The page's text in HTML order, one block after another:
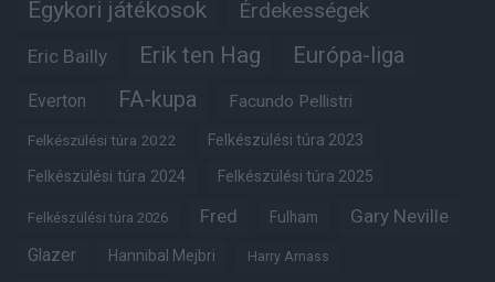
Egykori játékosok Érdekességek
Eric Bailly Erik ten Hag Európa-liga
Everton FA-kupa Facundo Pellistri
Felkészülési túra 2022 Felkészülési túra 2023
Felkészülési túra 2024 Felkészülési túra 2025
Felkészülési túra 2026 Fred Fulham Gary Neville
Glazer Hannibal Mejbri Harry Amass